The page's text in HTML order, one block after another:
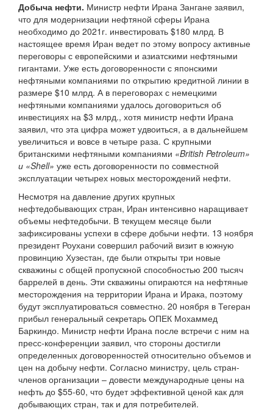
Добыча нефти. Министр нефти Ирана Зангане заявил,
что для модернизации нефтяной сферы Ирана
необходимо до 2021г. инвестировать $180 млрд. В
настоящее время Иран ведет по этому вопросу активные
переговоры с европейскими и азиатскими нефтяными
гигантами. Уже есть договоренности с японскими
нефтяными компаниями по открытию кредитной линии в
размере $10 млрд. А в переговорах с немецкими
нефтяными компаниями удалось договориться об
инвестициях на $3 млрд., хотя министр нефти Ирана
заявил, что эта цифра может удвоиться, а в дальнейшем
увеличиться и вовсе в четыре раза. С крупными
британскими нефтяными компаниями «British Petroleum»
и «Shell» уже есть договоренности по совместной
эксплуатации четырех новых месторождений нефти.
Несмотря на давление других крупных
нефтедобывающих стран, Иран интенсивно наращивает
объемы нефтедобычи. В текущем месяце были
зафиксированы успехи в сфере добычи нефти. 13 ноября
президент Роухани совершил рабочий визит в южную
провинцию Хузестан, где были открыты три новые
скважины с общей пропускной способностью 200 тысяч
баррелей в день. Эти скважины опираются на нефтяные
месторождения на территории Ирана и Ирака, поэтому
будут эксплуатироваться совместно. 20 ноября в Тегеран
прибыл генеральный секретарь ОПЕК Мохаммед
Баркиндо. Министр нефти Ирана после встречи с ним на
пресс-конференции заявил, что стороны достигли
определенных договоренностей относительно объемов и
цен на добычу нефти. Согласно министру, цель стран-
членов организации – довести международные цены на
нефть до $55-60, что будет эффективной ценой как для
добывающих стран, так и для потребителей.